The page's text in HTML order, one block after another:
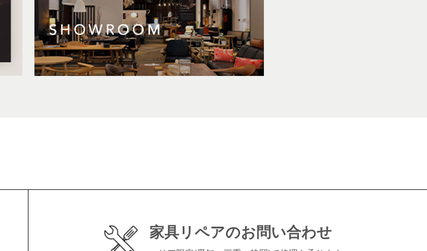
家具リペアのお問い合わせ